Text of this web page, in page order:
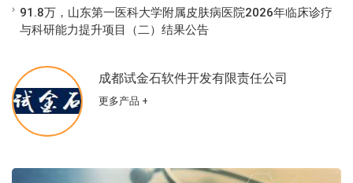
91.8万，山东第一医科大学附属皮肤病医院2026年临床诊疗
与科研能力提升项目（二）结果公告
成都试金石软件开发有限责任公司
更多产品 +